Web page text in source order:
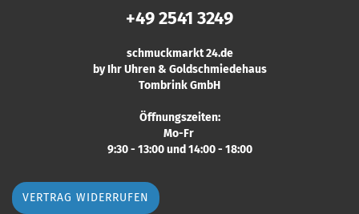
+49 2541 3249
schmuckmarkt 24.de
by Ihr Uhren & Goldschmiedehaus
Tombrink GmbH
Öffnungszeiten:
Mo-Fr
9:30 - 13:00 und 14:00 - 18:00
VERTRAG WIDERRUFEN